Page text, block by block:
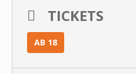
TICKETS
AB 18